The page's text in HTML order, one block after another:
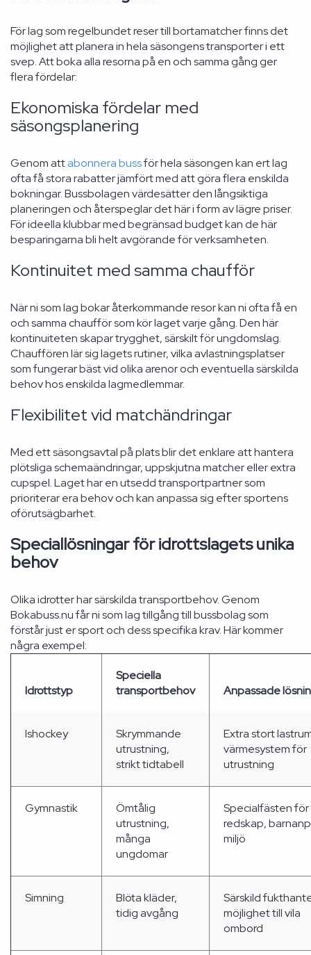
För lag som regelbundet reser till bortamatcher finns det
möjlighet att planera in hela säsongens transporter i ett
svep. Att boka alla resorna på en och samma gång ger
flera fördelar:
Ekonomiska fördelar med
säsongsplanering
Genom attabonnera bussför hela säsongen kan ert lag
ofta få stora rabatter jämfört med att göra flera enskilda
bokningar. Bussbolagen värdesätter den långsiktiga
planeringen och återspeglar det här i form av lägre priser.
För ideella klubbar med begränsad budget kan de här
besparingarna bli helt avgörande för verksamheten.
Kontinuitet med samma chaufför
När ni som lag bokar återkommande resor kan ni ofta få en
och samma chaufför som kör laget varje gång. Den här
kontinuiteten skapar trygghet, särskilt för ungdomslag.
Chauffören lär sig lagets rutiner, vilka avlastningsplatser
som fungerar bäst vid olika arenor och eventuella särskilda
behov hos enskilda lagmedlemmar.
Flexibilitet vid matchändringar
Med ett säsongsavtal på plats blir det enklare att hantera
plötsliga schemaändringar, uppskjutna matcher eller extra
cupspel. Laget har en utsedd transportpartner som
prioriterar era behov och kan anpassa sig efter sportens
oförutsägbarhet.
Speciallösningar för idrottslagets unika
behov
Olika idrotter har särskilda transportbehov. Genom
Bokabuss.nu får ni som lag tillgång till bussbolag som
förstår just er sport och dess specifika krav. Här kommer
några exempel:
Idrottstyp
Speciella
transportbehov
Anpassade
Ishockey
Skrymmande
utrustning,
strikt tidtabell
Extra stort
värmesystem för
utrustning
Gymnastik
Ömtålig
utrustning,
många
ungdomar
Specialfästen för
redskap,
miljö
Simning
Blöta kläder,
tidig avgång
Särskild
möjlighet till vila
ombord